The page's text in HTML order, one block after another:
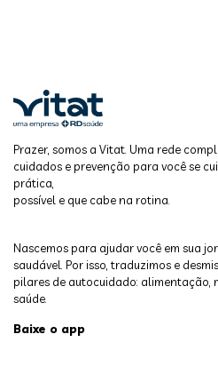
Prazer, somos a Vitat. Uma rede
cuidados e prevenção para você se
prática,
possível e que cabe na rotina.
Nascemos para ajudar você em sua
saudável. Por isso, traduzimos e
pilares de autocuidado: alimentação,
saúde.
Baixe o app